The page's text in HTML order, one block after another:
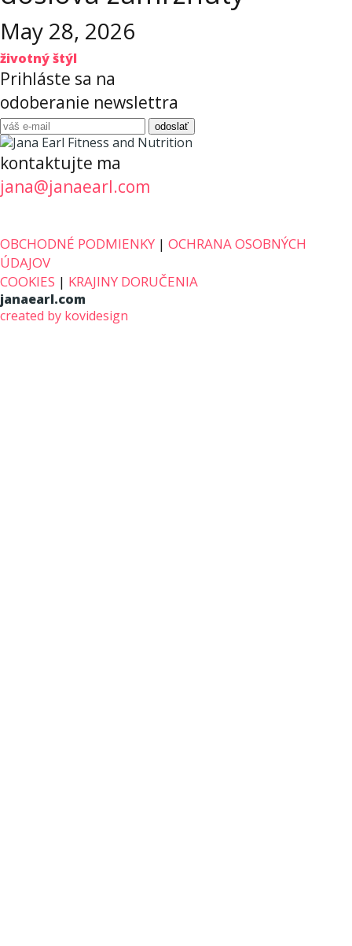
May 28, 2026
životný štýl
Prihláste sa na
odoberanie newslettra
kontaktujte ma
jana@janaearl.com
OBCHODNÉ PODMIENKY | OCHRANA OSOBNÝCH
ÚDAJOV
COOKIES | KRAJINY DORUČENIA
janaearl.com
created by kovidesign